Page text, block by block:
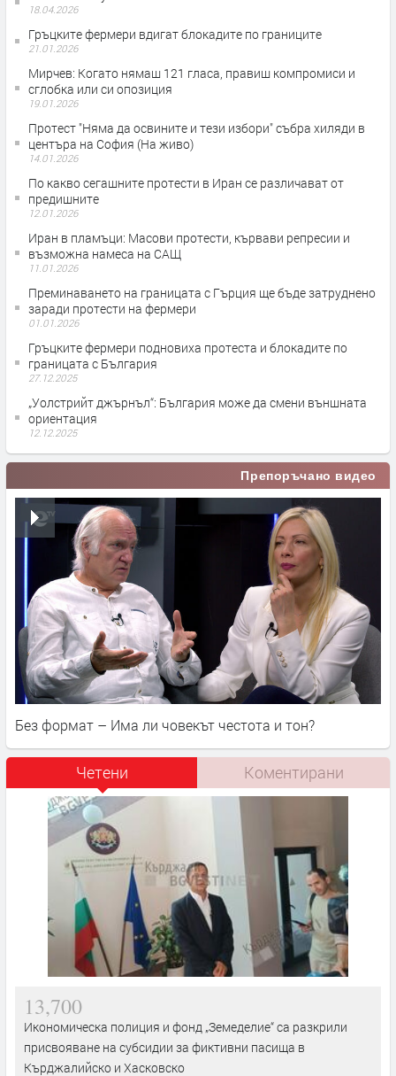
18.04.2026
Гръцките фермери вдигат блокадите по границите
21.01.2026
Мирчев: Когато нямаш 121 гласа, правиш компромиси и
сглобка или си опозиция
19.01.2026
Протест "Няма да освините и тези избори" събра хиляди в
центъра на София (На живо)
14.01.2026
По какво сегашните протести в Иран се различават от
предишните
12.01.2026
Иран в пламъци: Масови протести, кървави репресии и
възможна намеса на САЩ
11.01.2026
Преминаването на границата с Гърция ще бъде затруднено
заради протести на фермери
01.01.2026
Гръцките фермери подновиха протеста и блокадите по
границата с България
27.12.2025
„Уолстрийт джърнъл“: България може да смени външната
ориентация
12.12.2025
Препоръчано видео
Без формат – Има ли човекът честота и тон?
Четени Коментирани
13,700
Икономическа полиция и фонд „Земеделие“ са разкрили
присвояване на субсидии за фиктивни пасища в
Кърджалийско и Хасковско